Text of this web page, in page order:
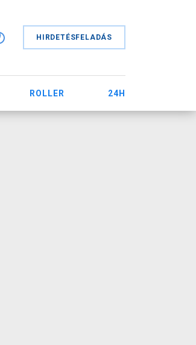
HIRDETÉSFELADÁS
ROLLER 24H